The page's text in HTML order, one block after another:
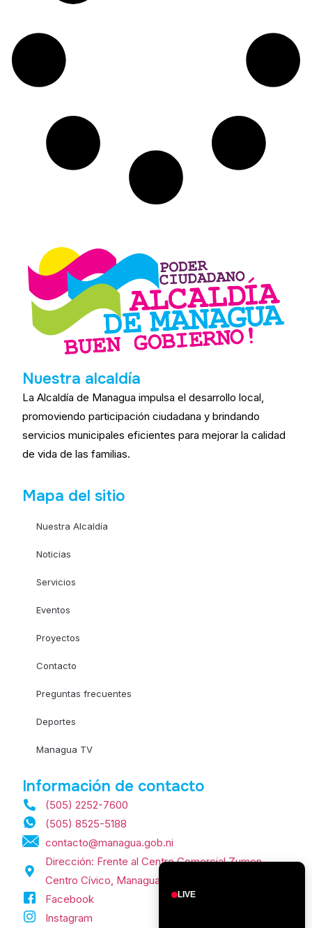
Nuestra alcaldía
La Alcaldía de Managua impulsa el desarrollo local,
promoviendo participación ciudadana y brindando
servicios municipales eficientes para mejorar la calidad
de vida de las familias.
Mapa del sitio
Nuestra Alcaldía
Noticias
Servicios
Eventos
Proyectos
Contacto
Preguntas frecuentes
Deportes
Managua TV
Información de contacto
(505) 2252-7600
(505) 8525-5188
contacto@managua.gob.ni
Dirección: Frente al Centro Comercial Zumen,
Centro Cívico, Managua, Nicaragua.
Facebook
Instagram
LIVE